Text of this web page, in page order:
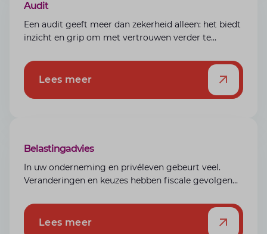
Audit
Een audit geeft meer dan zekerheid alleen: het biedt
inzicht en grip om met vertrouwen verder te
Lees meer
Belastingadvies
In uw onderneming en privéleven gebeurt veel.
Veranderingen en keuzes hebben fiscale gevolgen
maken deze inzichtelijk en helpen u de juiste
structuur te kiezen.
Lees meer